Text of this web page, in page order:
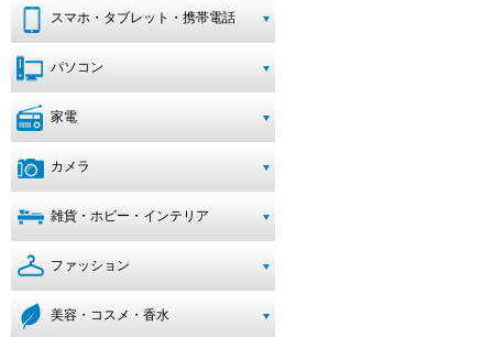
スマホ・タブレット・携帯電話
パソコン
家電
カメラ
雑貨・ホビー・インテリア
ファッション
美容・コスメ・香水